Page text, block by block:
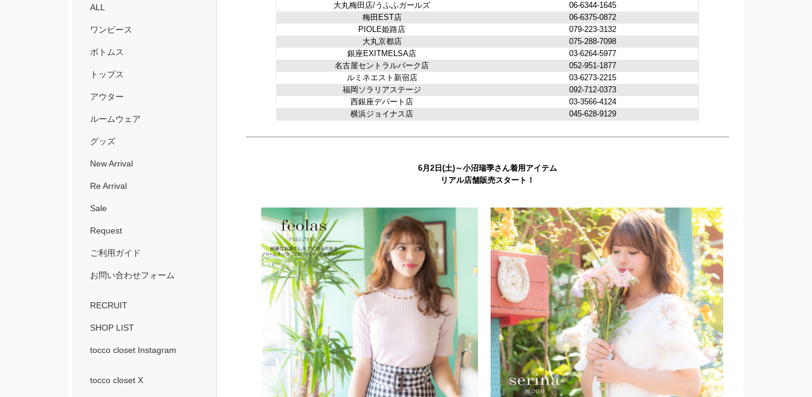
ALL
ワンピース
ボトムス
トップス
アウター
ルームウェア
グッズ
New Arrival
Re Arrival
Sale
Request
ご利用ガイド
お問い合わせフォーム
RECRUIT
SHOP LIST
tocco closet Instagram
tocco closet X
大丸梅田店/うふふガールズ
06-6344-1645
梅田EST店
06-6375-0872
PIOLE姫路店
079-223-3132
大丸京都店
075-288-7098
銀座EXITMELSA店
03-6264-5977
名古屋セントラルパーク店
052-951-1877
ルミネエスト新宿店
03-6273-2215
福岡ソラリアステージ
092-712-0373
西銀座デパート店
03-3566-4124
横浜ジョイナス店
045-628-9129
6月2日(土)～小沼瑞季さん着用アイテム
リアル店舗販売スタート！